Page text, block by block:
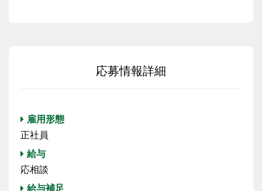
応募情報詳細
雇用形態
正社員
給与
応相談
給与補足